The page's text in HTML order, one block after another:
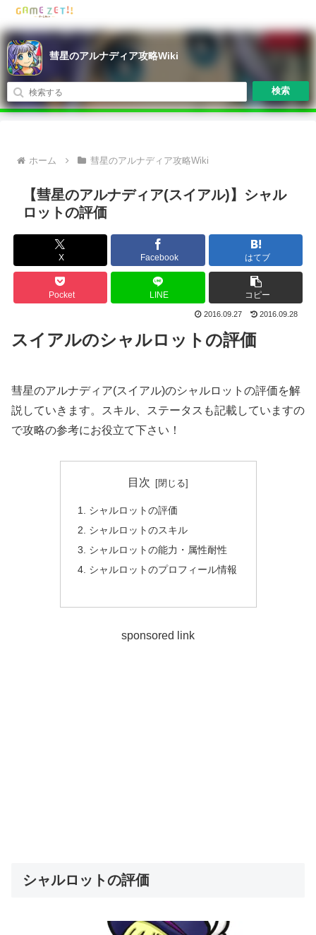
彗星のアルナディア攻略Wiki
検索
ホーム 彗星のアルナディア攻略Wiki
【彗星のアルナディア(スイアル)】シャル
ロットの評価
X Facebook はてブ
Pocket LINE コピー
2016.09.27 2016.09.28
スイアルのシャルロットの評価
彗星のアルナディア(スイアル)のシャルロットの評価を解
説していきます。スキル、ステータスも記載していますの
で攻略の参考にお役立て下さい！
目次
シャルロットの評価
シャルロットのスキル
シャルロットの能力・属性耐性
シャルロットのプロフィール情報
sponsored link
シャルロットの評価